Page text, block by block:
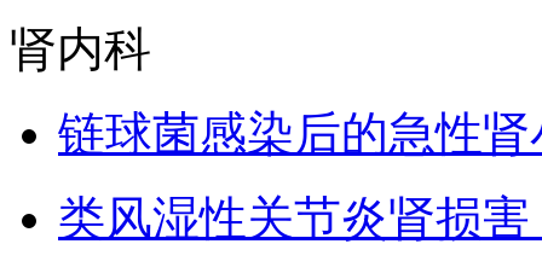
肾内科
链球菌感染后的急性
类风湿性关节炎肾损